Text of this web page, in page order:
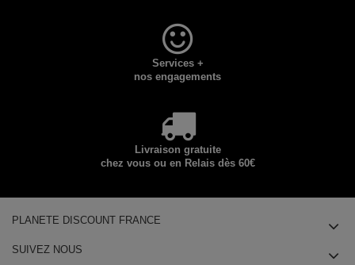
Services +
nos engagements
Livraison gratuite
chez vous ou en Relais dès 60€
PLANETE DISCOUNT FRANCE
SUIVEZ NOUS